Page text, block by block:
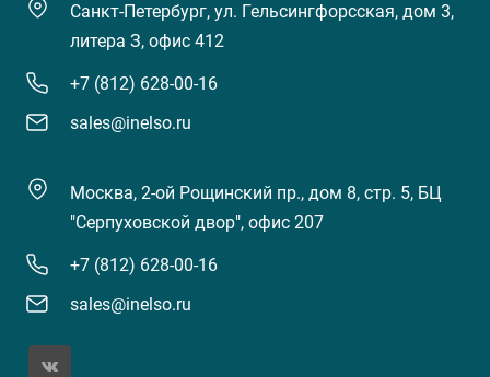
Санкт-Петербург, ул. Гельсингфорсская, дом 3,
литера З, офис 412
+7 (812) 628-00-16
sales@inelso.ru
Москва, 2-ой Рощинский пр., дом 8, стр. 5, БЦ
"Серпуховской двор", офис 207
+7 (812) 628-00-16
sales@inelso.ru